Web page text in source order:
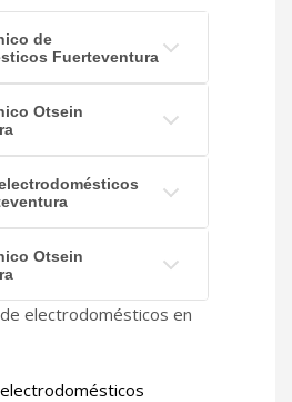
de
Fuerteventura
Otsein
Otsein
electrodomésticos en